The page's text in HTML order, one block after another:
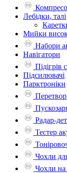
Лебідки, талі
Мийки
Набори
Навігатори
Підігрів
Підсилювачі
Парктроніки
Радар-
Тестер
Чохли
Чохли на